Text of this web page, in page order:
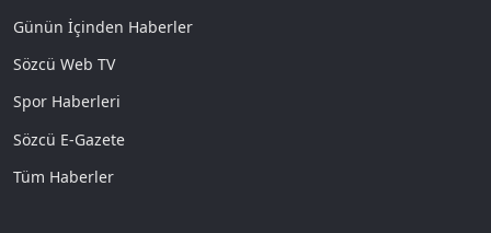
Günün İçinden Haberler
Sözcü Web TV
Spor Haberleri
Sözcü E-Gazete
Tüm Haberler